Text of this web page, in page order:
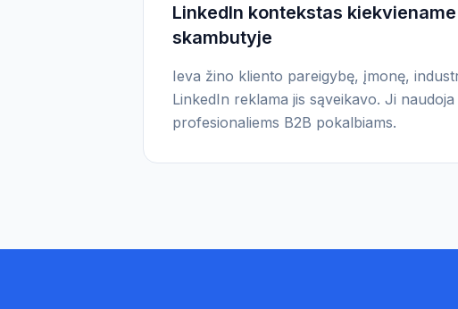
LinkedIn kontekstas kiekviename
skambutyje
Ieva žino kliento pareigybę, įmonę,
LinkedIn reklama jis sąveikavo. Ji
profesionaliems B2B pokalbiams.